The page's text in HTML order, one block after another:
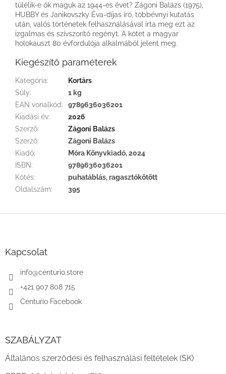
túlélik-e ők maguk az 1944-es évet? Zágoni Balázs (1975),
HUBBY és Janikovszky Éva-díjas író, többévnyi kutatás
után, valós történetek felhasználásával írta meg ezt az
izgalmas és szívszorító regényt. A kötet a magyar
holokauszt 80 évfordulója alkalmából jelent meg.
Kiegészítő paraméterek
Kategória:
Kortárs
Súly:
1 kg
EAN vonalkód:
9789636036201
Kiadási év:
2026
Szerző:
Zágoni Balázs
Szerző:
Zágoni Balázs
Kiadó:
Móra Könyvkiadó, 2024
ISBN:
9789636036201
Kötés:
puhatáblás, ragasztókötött
Oldalszám: 395
Kapcsolat
info@centurio.store
+421 907 808 715
Centurio Facebook
SZABÁLYZAT
Általános szerződési és felhasználási feltételek (SK)